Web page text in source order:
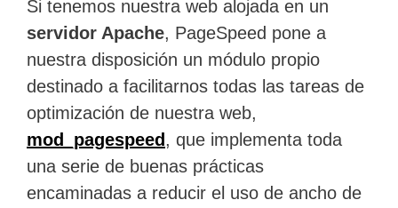
Si tenemos nuestra web alojada en un
servidor Apache, PageSpeed pone a
nuestra disposición un módulo propio
destinado a facilitarnos todas las tareas de
optimización de nuestra web,
mod_pagespeed, que implementa toda
una serie de buenas prácticas
encaminadas a reducir el uso de ancho de